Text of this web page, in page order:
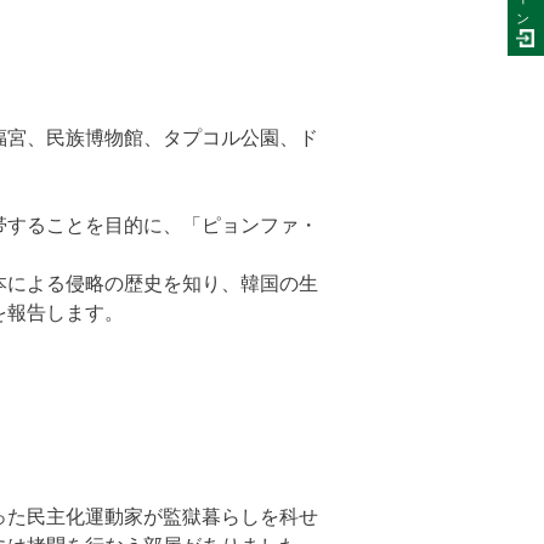
ン
、民族博物館、タプコル公園、ド
ることを目的に、「ピョンファ・
よる侵略の歴史を知り、韓国の生
告します。
民主化運動家が監獄暮らしを科せ